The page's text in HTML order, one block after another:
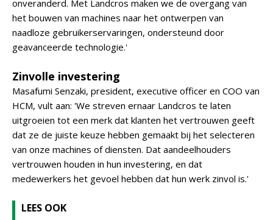
onveranderd. Met Landcros maken we de overgang van
het bouwen van machines naar het ontwerpen van
naadloze gebruikerservaringen, ondersteund door
geavanceerde technologie.'
Zinvolle investering
Masafumi Senzaki, president, executive officer en COO van
HCM, vult aan: 'We streven ernaar Landcros te laten
uitgroeien tot een merk dat klanten het vertrouwen geeft
dat ze de juiste keuze hebben gemaakt bij het selecteren
van onze machines of diensten. Dat aandeelhouders
vertrouwen houden in hun investering, en dat
medewerkers het gevoel hebben dat hun werk zinvol is.'
LEES OOK